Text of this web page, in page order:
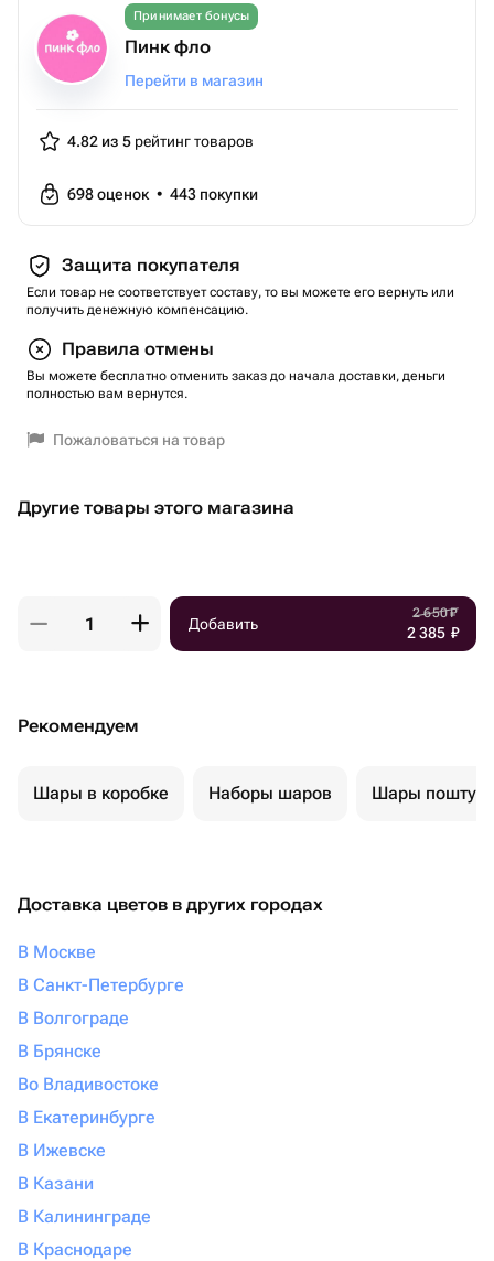
Принимает бонусы
Пинк фло
Перейти в магазин
4.82 из 5 рейтинг товаров
698оценок • 443 покупки
Защита покупателя
Если товар не соответствует составу, то вы можете его вернуть или
получить денежную компенсацию.
Правила отмены
Вы можете бесплатно отменить заказ до начала доставки, деньги
полностью вам вернутся.
Пожаловаться на товар
Другие товары этого магазина
Добавить
2 650₽
2 385 ₽
Рекомендуем
Шары в коробке Наборы шаров Шары
Доставка цветов в других городах
В Москве
В Санкт-Петербурге
В Волгограде
В Брянске
Во Владивостоке
В Екатеринбурге
В Ижевске
В Казани
В Калининграде
В Краснодаре